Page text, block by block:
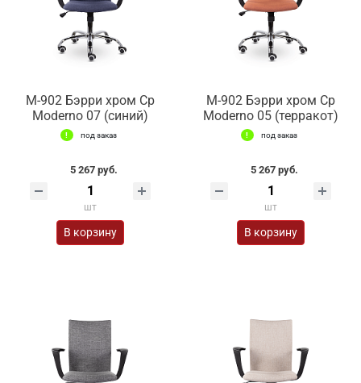
М-902 Бэрри хром Ср
Moderno 07 (синий)
под заказ
5 267 руб.
шт
В корзину
М-902 Бэрри хром Ср
Moderno 05 (терракот)
под заказ
5 267 руб.
шт
В корзину